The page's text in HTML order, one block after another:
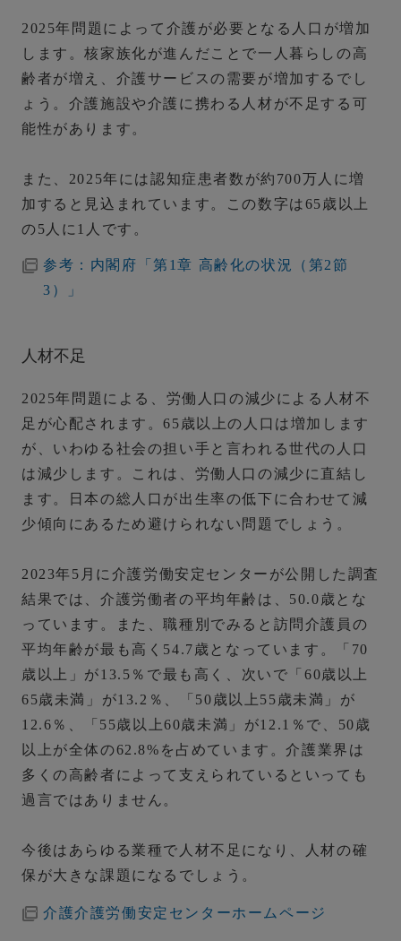
2025年問題によって介護が必要となる人口が増加
します。核家族化が進んだことで一人暮らしの高
齢者が増え、介護サービスの需要が増加するでし
ょう。 介護施設や介護に携わる人材が不足する可
能性があります。
また、2025年には認知症患者数が約700万人に増
加すると見込まれています。この数字は65歳以上
の5人に1人です。
参考：内閣府「第1章 高齢化の状況（第2節
3）」
人材不足
2025年問題による、労働人口の減少による人材不
足が心配されます。65歳以上の人口は増加します
が、いわゆる社会の担い手と言われる世代の人口
は減少します。これは、労働人口の減少に直結し
ます。日本の総人口が出生率の低下に合わせて減
少傾向にあるため避けられない問題でしょう。
2023年5月に介護労働安定センターが公開した調査
結果では、 介護労働者の平均年齢は、50.0歳とな
っています。また、職種別でみると訪問介護員の
平均年齢が最も高く54.7歳となっています。
「70
歳以上」が13.5％で最も高く、次いで「60歳以上
65歳未満」が13.2％、「50歳以上55歳未満」が
12.6％、「55歳以上60歳未満」が12.1％で、 50歳
以上が全体の62.8%を占めています。介護業界は
多くの高齢者によって支えられているといっても
過言ではありません。
今後はあらゆる業種で人材不足になり、人材の確
保が大きな課題になるでしょう。
介護介護労働安定センターホームページ